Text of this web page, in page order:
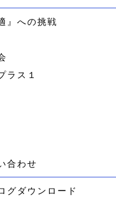
』への挑戦
ラス１
合わせ
グダウンロード